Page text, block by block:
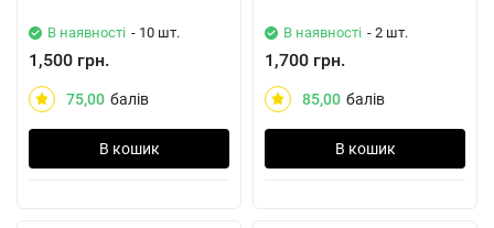
В наявності - 10 шт.
1,500 грн.
75,00 балів
В кошик
В наявності - 2 шт.
1,700 грн.
85,00 балів
В кошик